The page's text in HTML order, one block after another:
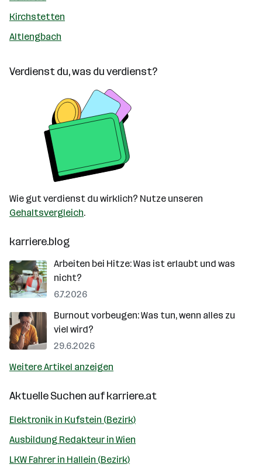
Kirchstetten
Altlengbach
Verdienst du, was du verdienst?
Wie gut verdienst du wirklich? Nutze unseren
Gehaltsvergleich.
karriere.blog
Arbeiten bei Hitze: Was ist erlaubt und was
nicht?
6.7.2026
Burnout vorbeugen: Was tun, wenn alles zu
viel wird?
29.6.2026
Weitere Artikel anzeigen
Aktuelle Suchen aufkarriere.at
Elektronik in Kufstein (Bezirk)
Ausbildung Redakteur in Wien
LKW Fahrer in Hallein (Bezirk)